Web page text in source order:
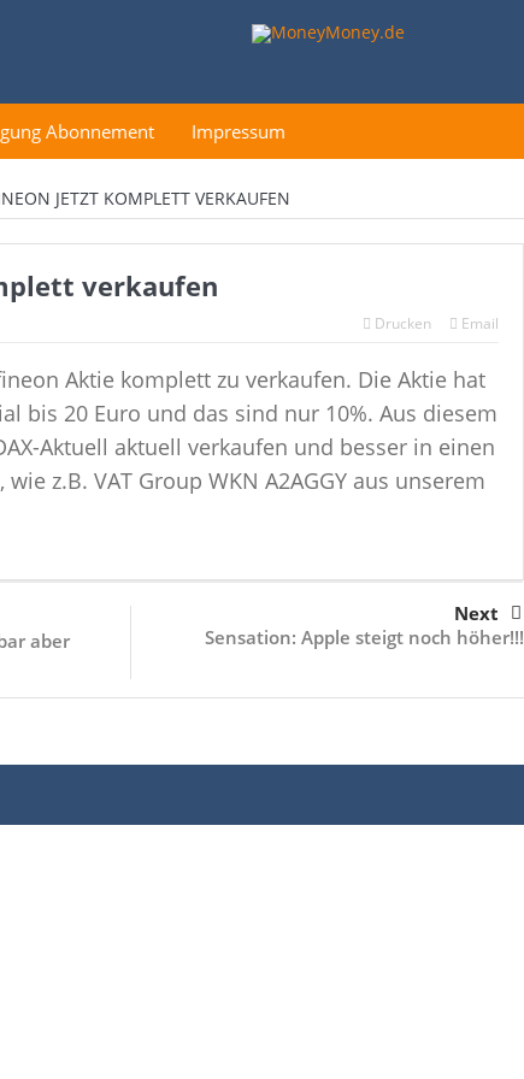
Abonnement Impressum
JETZT KOMPLETT VERKAUFEN
verkaufen
Drucken Email
Aktie komplett zu verkaufen. Die Aktie hat
bis 20 Euro und das sind nur 10%. Aus diesem
Aktuell aktuell verkaufen und besser in einen
z.B. VAT Group WKN A2AGGY aus unserem
aber
Next
Sensation: Apple steigt noch höher!!!